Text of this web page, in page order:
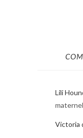
Lili
Victoria